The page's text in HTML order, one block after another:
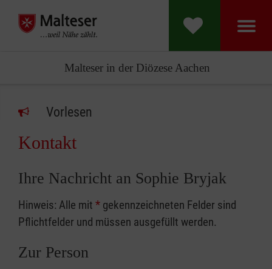
Malteser in der Diözese Aachen
Vorlesen
Kontakt
Ihre Nachricht an Sophie Bryjak
Hinweis: Alle mit * gekennzeichneten Felder sind
Pflichtfelder und müssen ausgefüllt werden.
Zur Person